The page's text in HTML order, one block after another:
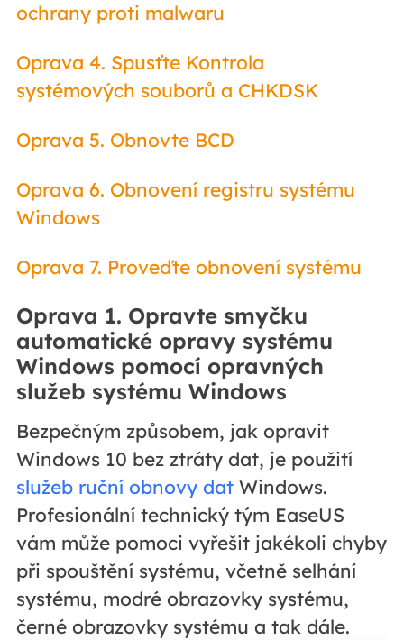
ochrany proti malwaru
Oprava 4. Spusťte Kontrola
systémových souborů a CHKDSK
Oprava 5. Obnovte BCD
Oprava 6. Obnovení registru systému
Windows
Oprava 7. Proveďte obnovení systému
Oprava 1. Opravte smyčku
automatické opravy systému
Windows pomocí opravných
služeb systému Windows
Bezpečným způsobem, jak opravit
Windows 10 bez ztráty dat, je použití
služeb ruční obnovy datWindows.
Profesionální technický tým EaseUS
vám může pomoci vyřešit jakékoli chyby
při spouštění systému, včetně selhání
systému, modré obrazovky systému,
černé obrazovky systému a tak dále.